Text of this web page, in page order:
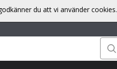
du att vi använder cookies.